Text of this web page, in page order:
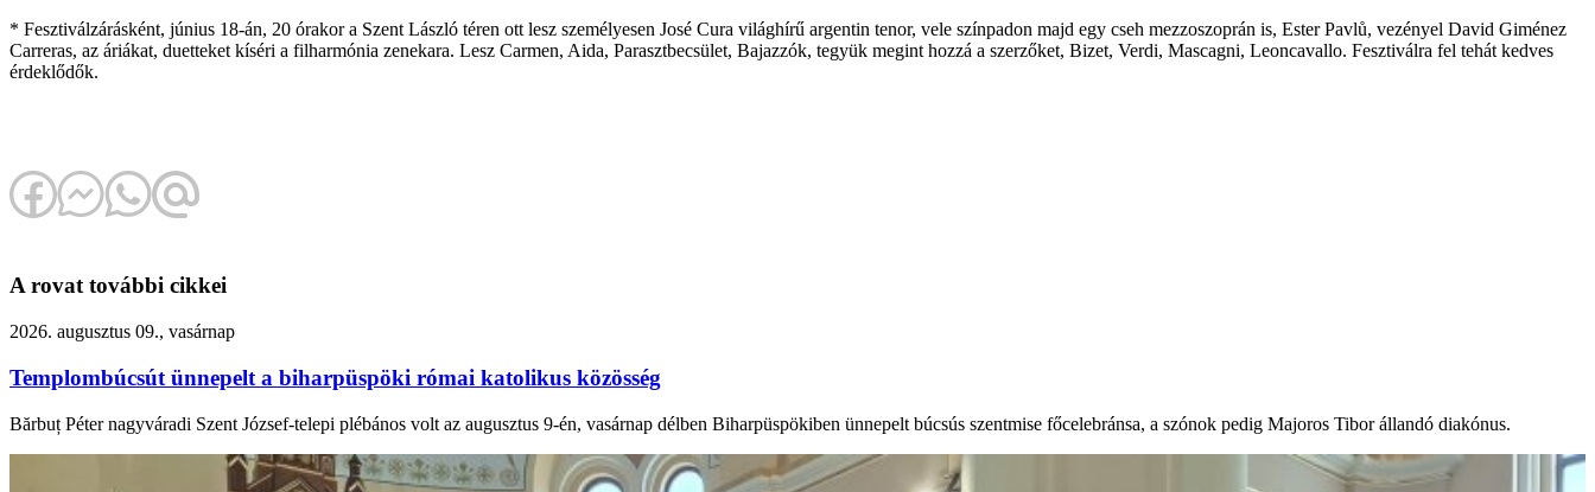
* Fesztiválzárásként, június 18-án, 20 órakor a Szent László téren ott lesz személyesen José Cura világhírű argentin tenor, vele színpadon majd egy cseh mezzoszoprán is, Ester Pavlů, vezényel David Giménez
Carreras, az áriákat, duetteket kíséri a filharmónia zenekara. Lesz Carmen, Aida, Parasztbecsület, Bajazzók, tegyük megint hozzá a szerzőket, Bizet, Verdi, Mascagni, Leoncavallo. Fesztiválra fel tehát kedves
érdeklődők.
A rovat további cikkei
2026. augusztus 09., vasárnap
Templombúcsút ünnepelt a biharpüspöki római katolikus közösség
Bărbuț Péter nagyváradi Szent József-telepi plébános volt az augusztus 9-én, vasárnap délben Biharpüspökiben ünnepelt búcsús szentmise főcelebránsa, a szónok pedig Majoros Tibor állandó diakónus.